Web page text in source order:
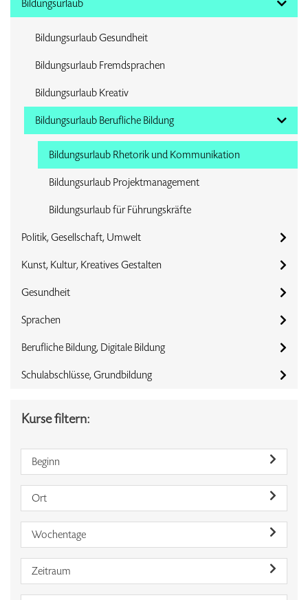
Bildungsurlaub
Bildungsurlaub Gesundheit
Bildungsurlaub Fremdsprachen
Bildungsurlaub Kreativ
Bildungsurlaub Berufliche Bildung
Bildungsurlaub Rhetorik und Kommunikation
Bildungsurlaub Projektmanagement
Bildungsurlaub für Führungskräfte
Politik, Gesellschaft, Umwelt
Kunst, Kultur, Kreatives Gestalten
Gesundheit
Sprachen
Berufliche Bildung, Digitale Bildung
Schulabschlüsse, Grundbildung
Kurse filtern:
Beginn
Ort
Wochentage
Zeitraum